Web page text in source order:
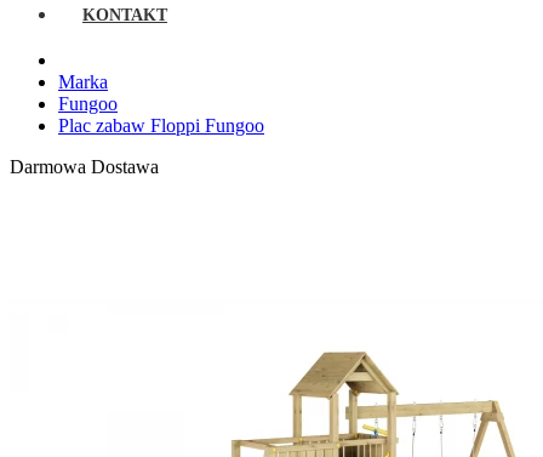
KONTAKT
Marka
Fungoo
Plac zabaw Floppi Fungoo
Darmowa Dostawa